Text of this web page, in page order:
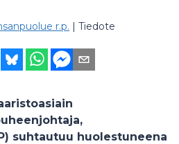
r.p. | Tiedote
suhtautuu huolestuneena